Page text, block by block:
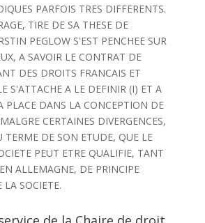
PARFOIS TRES DIFFERENTS.
TIRE DE SA THESE DE
PEGLOW S'EST PENCHEE SUR
A SAVOIR LE CONTRAT DE
DES DROITS FRANCAIS ET
S'ATTACHE A LE DEFINIR (I) ET A
PLACE DANS LA CONCEPTION DE
CERTAINES DIVERGENCES,
TERME DE SON ETUDE, QUE LE
PEUT ETRE QUALIFIE, TANT
ALLEMAGNE, DE PRINCIPE
SOCIETE.